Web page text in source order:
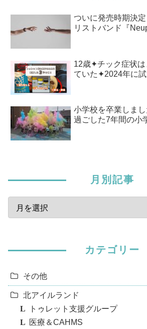
ついに発売時期決
リストバンド『
12歳✦チック症状
ていた✦2024年に試
小学校を卒業しま
過ごした7年間の小
月別記事
カテゴリー
その他
北アイルランド
トゥレット支援グループ
医療＆CAHMS